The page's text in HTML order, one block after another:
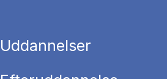
Uddannelser